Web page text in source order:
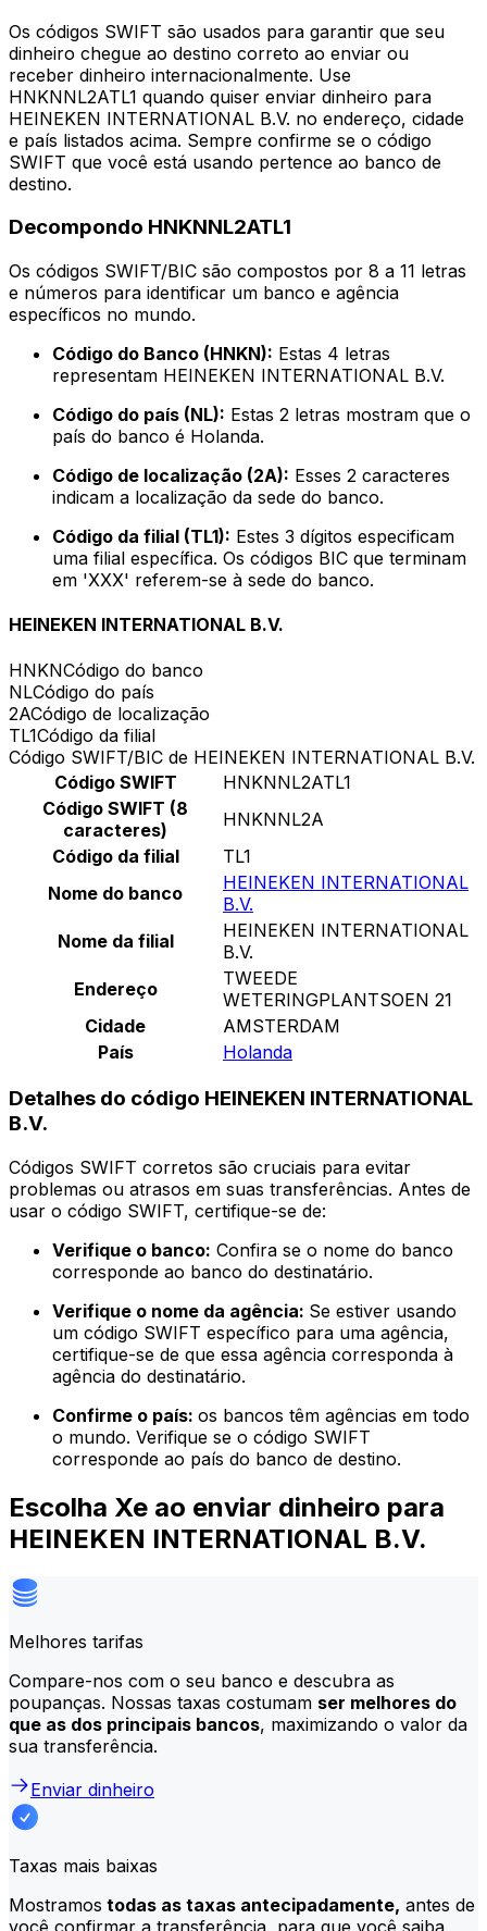
Os códigos SWIFT são usados para garantir que seu
dinheiro chegue ao destino correto ao enviar ou
receber dinheiro internacionalmente. Use
HNKNNL2ATL1 quando quiser enviar dinheiro para
HEINEKEN INTERNATIONAL B.V. no endereço, cidade
e país listados acima. Sempre confirme se o código
SWIFT que você está usando pertence ao banco de
destino.
Decompondo HNKNNL2ATL1
Os códigos SWIFT/BIC são compostos por 8 a 11 letras
e números para identificar um banco e agência
específicos no mundo.
Código do Banco (HNKN): Estas 4 letras
representam HEINEKEN INTERNATIONAL B.V.
Código do país (NL): Estas 2 letras mostram que o
país do banco é Holanda.
Código de localização (2A): Esses 2 caracteres
indicam a localização da sede do banco.
Código da filial (TL1): Estes 3 dígitos especificam
uma filial específica. Os códigos BIC que terminam
em 'XXX' referem-se à sede do banco.
HEINEKEN INTERNATIONAL B.V.
HNKNCódigo do banco
NLCódigo do país
2ACódigo de localização
TL1Código da filial
Código SWIFT/BIC de HEINEKEN INTERNATIONAL B.V.
Código SWIFT
HNKNNL2ATL1
Código SWIFT (8
caracteres)
HNKNNL2A
Código da filial
TL1
Nome do banco
HEINEKEN INTERNATIONAL
B.V.
Nome da filial
HEINEKEN INTERNATIONAL
B.V.
Endereço
TWEEDE
WETERINGPLANTSOEN 21
Cidade
AMSTERDAM
País
Holanda
Detalhes do código HEINEKEN INTERNATIONAL
B.V.
Códigos SWIFT corretos são cruciais para evitar
problemas ou atrasos em suas transferências. Antes de
usar o código SWIFT, certifique-se de:
Verifique o banco: Confira se o nome do banco
corresponde ao banco do destinatário.
Verifique o nome da agência: Se estiver usando
um código SWIFT específico para uma agência,
certifique-se de que essa agência corresponda à
agência do destinatário.
Confirme o país: os bancos têm agências em todo
o mundo. Verifique se o código SWIFT
corresponde ao país do banco de destino.
Escolha Xe ao enviar dinheiro para
HEINEKEN INTERNATIONAL B.V.
Melhores tarifas
Compare-nos com o seu banco e descubra as
poupanças. Nossas taxas costumam ser melhores do
que as dos principais bancos, maximizando o valor da
sua transferência.
Enviar dinheiro
Taxas mais baixas
Mostramos todas as taxas antecipadamente, antes de
você confirmar a transferência, para que você saiba